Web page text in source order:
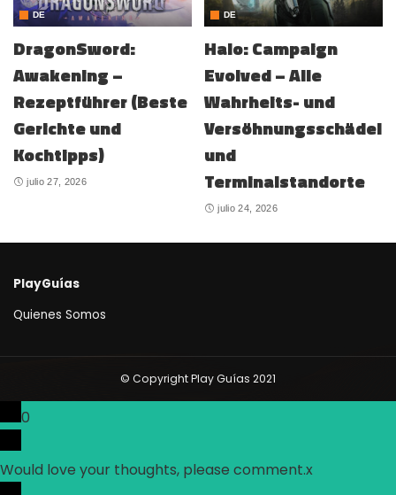
DE
DragonSword:
Awakening –
Rezeptführer (Beste
Gerichte und
Kochtipps)
julio 27, 2026
DE
Halo: Campaign
Evolved – Alle
Wahrheits- und
Versöhnungsschädel
und
Terminalstandorte
julio 24, 2026
PlayGuías
Quienes Somos
© Copyright Play Guías 2021
0
Would love your thoughts, please comment.x